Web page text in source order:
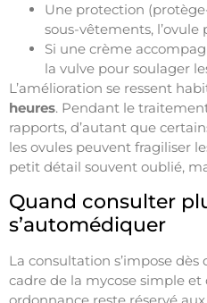
Une protection
sous-vêtements,
Si une crème
la vulve pour soulager
L’amélioration se ressent
heures. Pendant le
rapports, d’autant que
les ovules peuvent fragiliser
petit détail souvent oublié,
Quand consulter
s’automédiquer
La consultation s’impose
cadre de la mycose simple et
ordonnance reste réservé